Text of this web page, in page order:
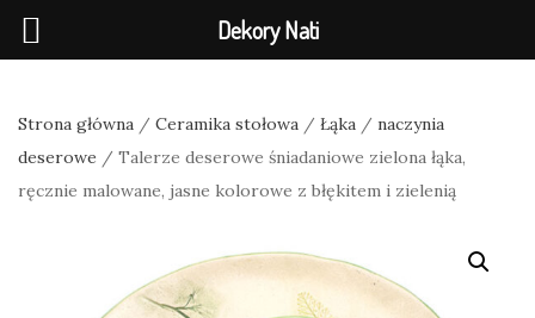
Strona główna / Ceramika stołowa / Łąka / naczynia
deserowe / Talerze deserowe śniadaniowe zielona łąka,
ręcznie malowane, jasne kolorowe z błękitem i zielenią
Dekory Nati